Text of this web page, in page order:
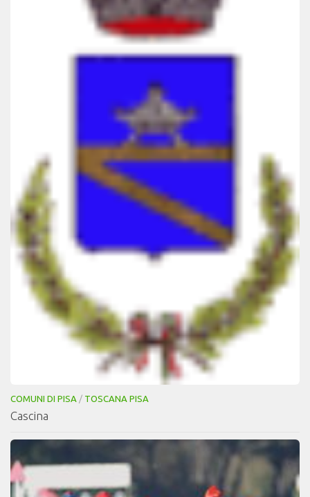
COMUNI DI PISA / TOSCANA PISA
Cascina